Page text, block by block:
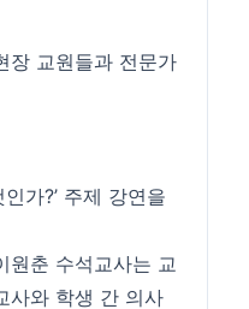
장 교원들과 전문가
가?’ 주제 강연을
원춘 수석교사는 교
사와 학생 간 의사